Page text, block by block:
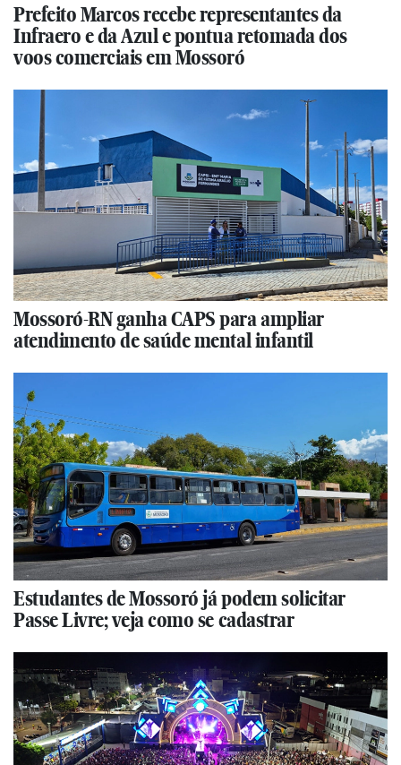
Prefeito Marcos recebe representantes da
Infraero e da Azul e pontua retomada dos
voos comerciais em Mossoró
Mossoró-RN ganha CAPS para ampliar
atendimento de saúde mental infantil
Estudantes de Mossoró já podem solicitar
Passe Livre; veja como se cadastrar